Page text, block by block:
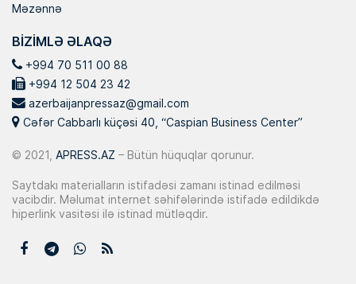
Məzənnə
BIZIMLƏ ƏLAQƏ
+994 70 511 00 88
+994 12 504 23 42
azerbaijanpressaz@gmail.com
Cəfər Cabbarlı küçəsi 40, “Caspian Business Center”
© 2021, APRESS.AZ – Bütün hüquqlar qorunur.
Saytdakı materialların istifadəsi zamanı istinad edilməsi
vacibdir. Məlumat internet səhifələrində istifadə edildikdə
hiperlink vasitəsi ilə istinad mütləqdir.